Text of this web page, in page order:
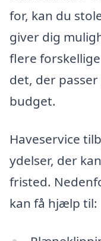
for, kan du
giver dig
flere
det, der
budget.
Haveservice
ydelser, der
fristed.
kan få hjælp til: